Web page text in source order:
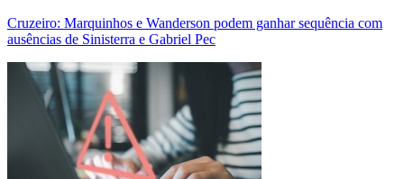
Cruzeiro: Marquinhos e Wanderson podem ganhar sequência com
ausências de Sinisterra e Gabriel Pec